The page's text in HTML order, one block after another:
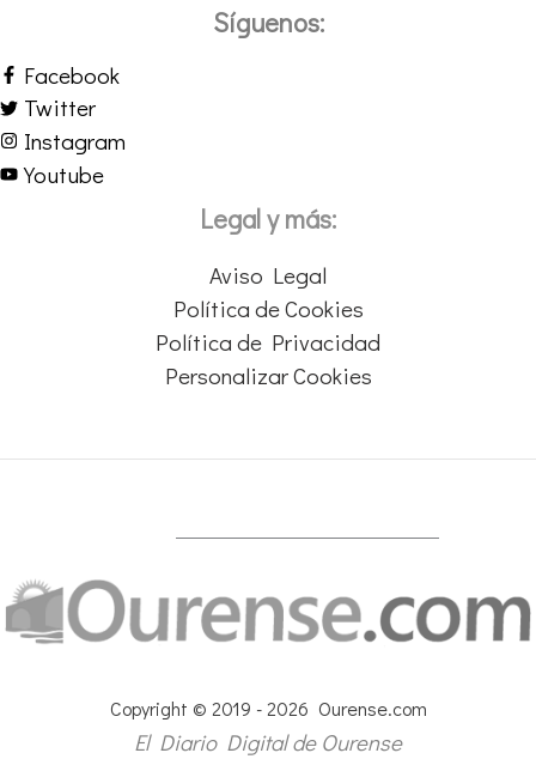
Síguenos:
Facebook
Twitter
Instagram
Youtube
Legal y más:
Aviso Legal
Política de Cookies
Política de Privacidad
Personalizar Cookies
Copyright © 2019 - 2026 Ourense.com
El Diario Digital de Ourense